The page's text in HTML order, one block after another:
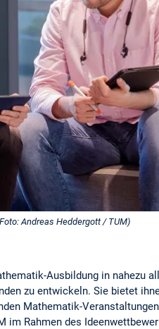
Andreas Heddergott / TUM)
Ausbildung in nahezu
zu entwickeln. Sie bietet
Mathematik-
im Rahmen des